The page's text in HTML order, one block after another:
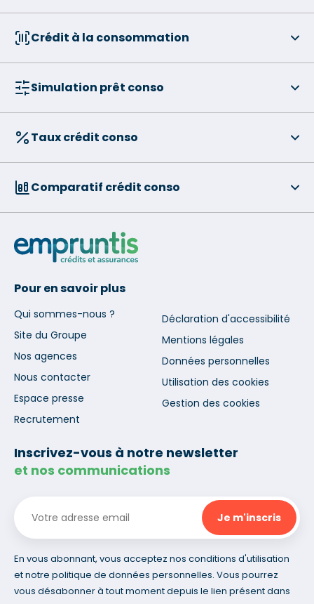
Crédit à la consommation
Simulation prêt conso
Taux crédit conso
Comparatif crédit conso
Pour en savoir plus
Qui sommes-nous ?
Site du Groupe
Nos agences
Nous contacter
Espace presse
Recrutement
Déclaration d'accessibilité
Mentions légales
Données personnelles
Utilisation des cookies
Gestion des cookies
Inscrivez-vous à notre newsletter
et nos communications
En vous abonnant, vous acceptez nos conditions d'utilisation
et notre politique de données personnelles. Vous pourrez
vous désabonner à tout moment depuis le lien présent dans